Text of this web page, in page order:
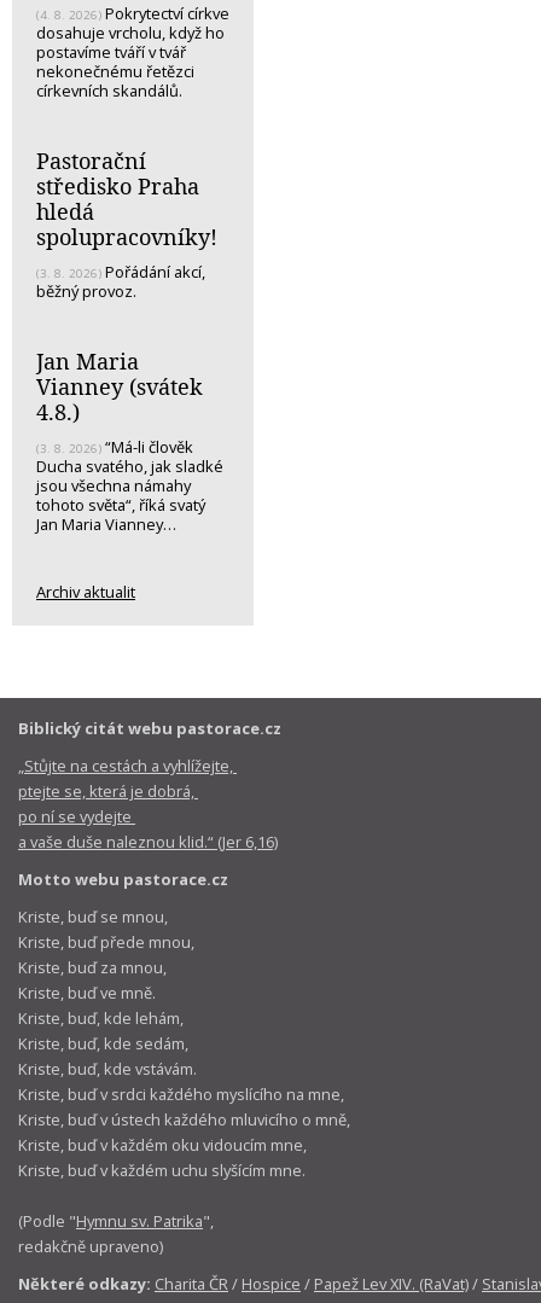
(4. 8. 2026) Pokrytectví církve
dosahuje vrcholu, když ho
postavíme tváří v tvář
nekonečnému řetězci
církevních skandálů.
Pastorační
středisko Praha
hledá
spolupracovníky!
(3. 8. 2026) Pořádání akcí,
běžný provoz.
Jan Maria
Vianney (svátek
4.8.)
(3. 8. 2026) “Má-li člověk
Ducha svatého, jak sladké
jsou všechna námahy
tohoto světa“, říká svatý
Jan Maria Vianney…
Archiv aktualit
Biblický citát webu pastorace.cz
„Stůjte na cestách a vyhlížejte,
ptejte se, která je dobrá,
po ní se vydejte
a vaše duše naleznou klid.“ (Jer 6,16)
Motto webu pastorace.cz
Kriste, buď se mnou,
Kriste, buď přede mnou,
Kriste, buď za mnou,
Kriste, buď ve mně.
Kriste, buď, kde lehám,
Kriste, buď, kde sedám,
Kriste, buď, kde vstávám.
Kriste, buď v srdci každého myslícího na mne,
Kriste, buď v ústech každého mluvicího o mně,
Kriste, buď v každém oku vidoucím mne,
Kriste, buď v každém uchu slyšícím mne.
(Podle "Hymnu sv. Patrika",
redakčně upraveno)
Některé odkazy: Charita ČR / Hospice / Papež Lev XIV. (RaVat)/